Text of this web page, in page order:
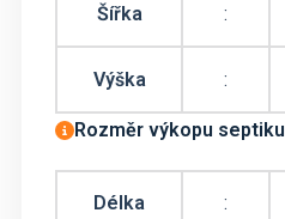
Šířka :
Výška :
Rozměr výkopu septiku
Délka :